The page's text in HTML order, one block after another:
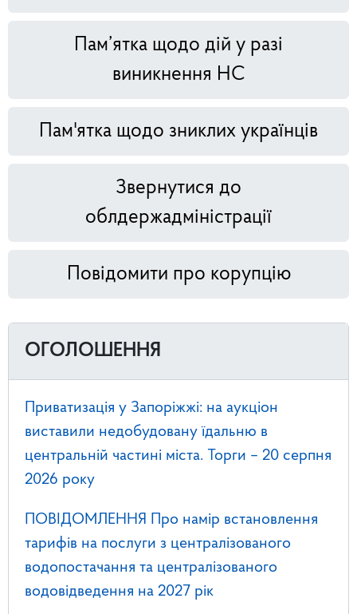
Пам’ятка щодо дій у разі
виникнення НС
Пам'ятка щодо зниклих українців
Звернутися до
облдержадміністрації
Повідомити про корупцію
ОГОЛОШЕННЯ
Приватизація у Запоріжжі: на аукціон
виставили недобудовану їдальню в
центральній частині міста. Торги – 20 серпня
2026 року
ПОВІДОМЛЕННЯ Про намір встановлення
тарифів на послуги з централізованого
водопостачання та централізованого
водовідведення на 2027 рік